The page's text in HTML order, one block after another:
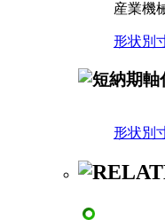
産業機
形状別
形状別